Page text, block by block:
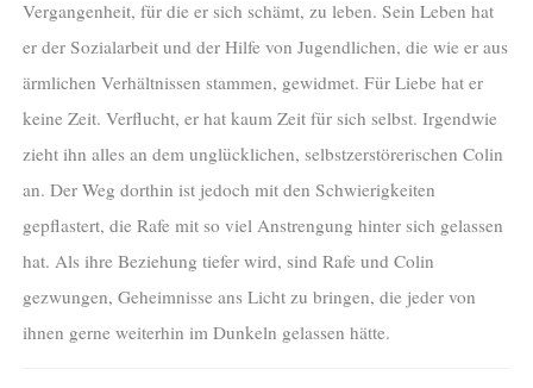
Vergangenheit, für die er sich schämt, zu leben. Sein Leben hat
er der Sozialarbeit und der Hilfe von Jugendlichen, die wie er aus
ärmlichen Verhältnissen stammen, gewidmet. Für Liebe hat er
keine Zeit. Verflucht, er hat kaum Zeit für sich selbst. Irgendwie
zieht ihn alles an dem unglücklichen, selbstzerstörerischen Colin
an. Der Weg dorthin ist jedoch mit den Schwierigkeiten
gepflastert, die Rafe mit so viel Anstrengung hinter sich gelassen
hat. Als ihre Beziehung tiefer wird, sind Rafe und Colin
gezwungen, Geheimnisse ans Licht zu bringen, die jeder von
ihnen gerne weiterhin im Dunkeln gelassen hätte.